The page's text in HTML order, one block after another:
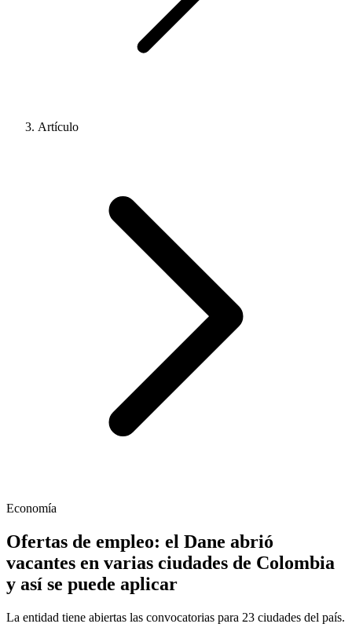
Artículo
Economía
Ofertas de empleo: el Dane abrió
vacantes en varias ciudades de Colombia
y así se puede aplicar
La entidad tiene abiertas las convocatorias para 23 ciudades del país.